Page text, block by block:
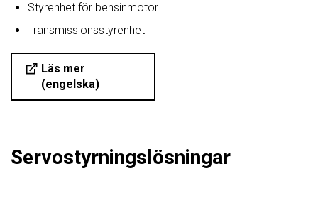
Styrenhet för bensinmotor
Transmissionsstyrenhet
Läs mer
(engelska)
Servostyrningslösningar